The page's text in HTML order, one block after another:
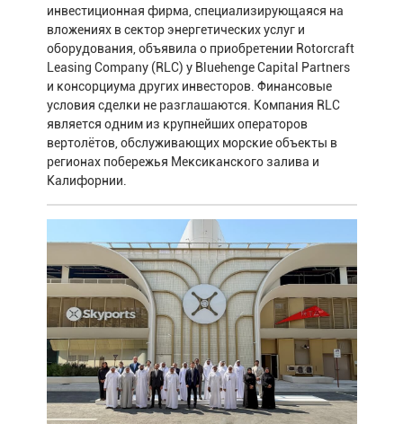
инвестиционная фирма, специализирующаяся на
вложениях в сектор энергетических услуг и
оборудования, объявила о приобретении Rotorcraft
Leasing Company (RLC) у Bluehenge Capital Partners
и консорциума других инвесторов. Финансовые
условия сделки не разглашаются. Компания RLC
является одним из крупнейших операторов
вертолётов, обслуживающих морские объекты в
регионах побережья Мексиканского залива и
Калифорнии.